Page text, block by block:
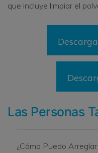
que incluye limpiar el
Las Personas
¿Cómo Puedo